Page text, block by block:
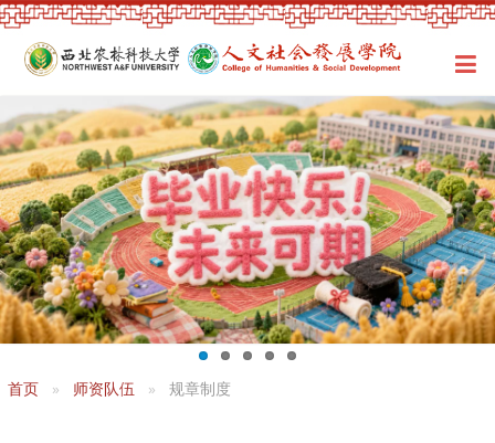
首页 师资队伍 规章制度